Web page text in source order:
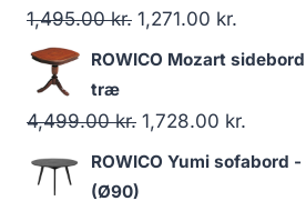
1,495.00kr. 1,271.00 kr.
ROWICO Mozart
træ
4,499.00kr. 1,728.00 kr.
ROWICO Yumi
(Ø90)